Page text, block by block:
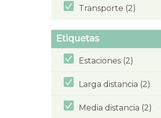
Transporte (2)
Etiquetas
Estaciones (2)
Larga distancia (2)
Media distancia (2)